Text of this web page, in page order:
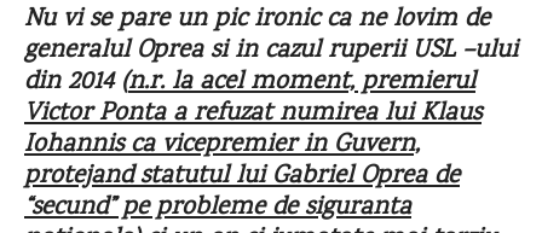
Nu vi se pare un pic ironic ca ne lovim de
generalul Oprea si in cazul ruperii USL –ului
din 2014 (n.r. la acel moment, premierul
Victor Ponta a refuzat numirea lui Klaus
Iohannis ca vicepremier in Guvern,
protejand statutul lui Gabriel Oprea de
“secund” pe probleme de siguranta